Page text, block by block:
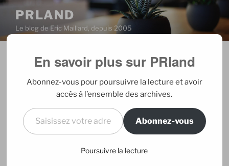
Aller
contenu
principal
PRLAND
Le blog de Eric Maillard, depuis 2005
PUBLIÉ
29/04/2008PARERIC
Lost in Brussels
l’occasion de tester plein de nouveaux trucs fun. Tiens
là par exemple, je suis dans la Thalys et je blogue grâce
En même temps, j’ai aussi joué 2h00 ce matin à « garde
En savoir plus sur PRland
Abonnez-vous pour poursuivre la lecture et avoir
accès à l’ensemble des archives.
Saisissez votre adresse e-mail…
Abonnez-vous
Poursuivre la lecture